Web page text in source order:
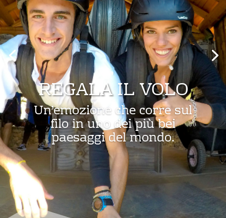
REGALA IL VOLO
Un’emozione che corre sul
filo in uno dei più bei
paesaggi del mondo.